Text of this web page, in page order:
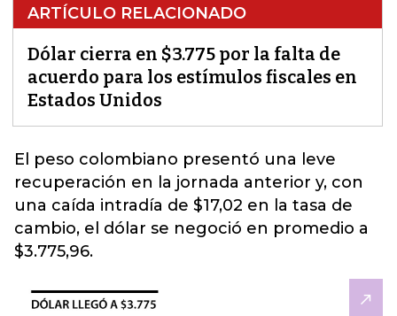
ARTÍCULO RELACIONADO
Dólar cierra en $3.775 por la falta de
acuerdo para los estímulos fiscales en
Estados Unidos
El peso colombiano presentó una leve
recuperación en la jornada anterior y, con
una caída intradía de $17,02 en la tasa de
cambio, el dólar se negoció en promedio a
$3.775,96.